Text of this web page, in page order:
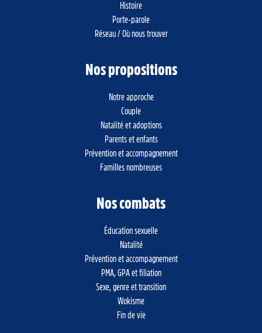
Histoire
Porte-parole
Réseau / Où nous trouver
Nos propositions
Notre approche
Couple
Natalité et adoptions
Parents et enfants
Prévention et accompagnement
Familles nombreuses
Nos combats
Éducation sexuelle
Natalité
Prévention et accompagnement
PMA, GPA et filiation
Sexe, genre et transition
Wokisme
Fin de vie